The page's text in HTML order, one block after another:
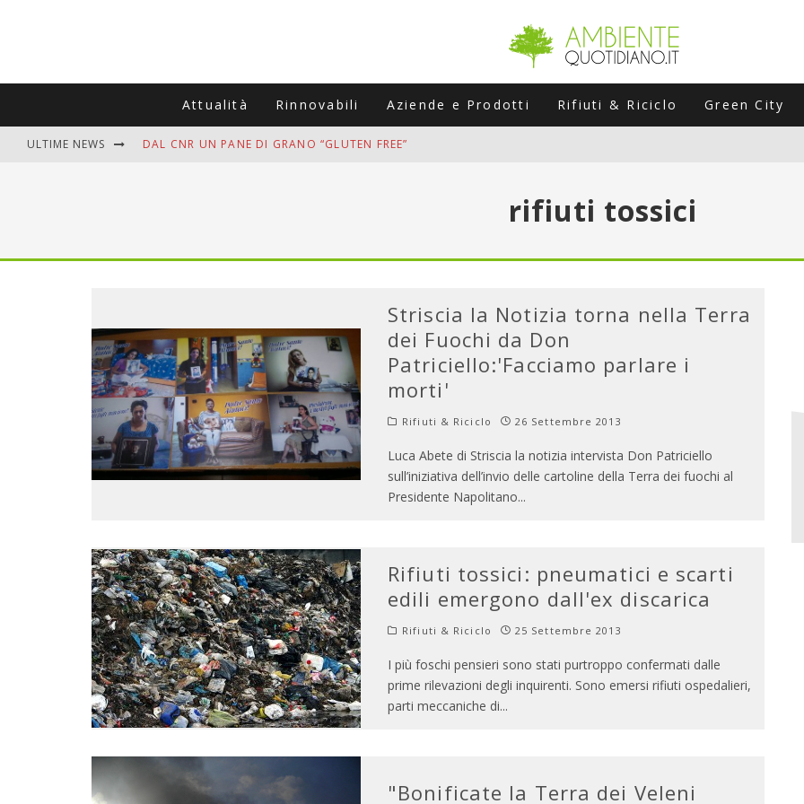
Attualità Rinnovabili Aziende e Prodotti Rifiuti & Riciclo Green City
ULTIME NEWS DAL CNR UN PANE DI GRANO “GLUTEN FREE”
MUTTI ASSUME A OLIVETO CITRA 400 COLLABORATORI STAGIONALIrifiuti tossici
Striscia la Notizia torna nella Terra
dei Fuochi da Don
Patriciello:'Facciamo parlare i
morti'
Rifiuti & Riciclo 26 Settembre 2013
Luca Abete di Striscia la notizia intervista Don Patriciello
sull’iniziativa dell’invio delle cartoline della Terra dei fuochi al
Presidente Napolitano...
Rifiuti tossici: pneumatici e scarti
edili emergono dall'ex discarica
Rifiuti & Riciclo 25 Settembre 2013
I più foschi pensieri sono stati purtroppo confermati dalle
prime rilevazioni degli inquirenti. Sono emersi rifiuti ospedalieri,
parti meccaniche di...
"Bonificate la Terra dei Veleni